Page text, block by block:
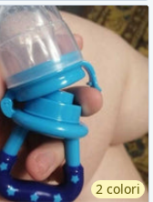
2 colori